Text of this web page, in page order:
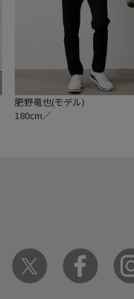
肥野竜也(モデル)
180cm／